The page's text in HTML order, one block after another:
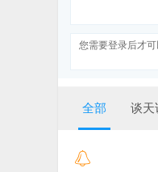
您需要登录后才
全部 谈天